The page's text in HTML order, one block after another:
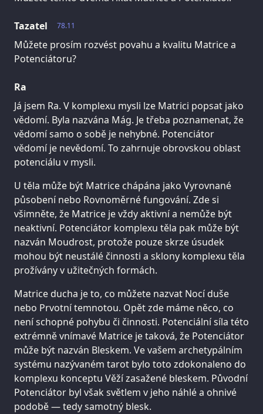
78.11
Tazatel
Můžete prosím rozvést povahu a kvalitu Matrice a
Potenciátoru?
Ra
Já jsem Ra. V komplexu mysli lze Matrici popsat jako
vědomí. Byla nazvána Mág. Je třeba poznamenat, že
vědomí samo o sobě je nehybné. Potenciátor
vědomí je nevědomí. To zahrnuje obrovskou oblast
potenciálu v mysli.
U těla může být Matrice chápána jako Vyrovnané
působení nebo Rovnoměrné fungování. Zde si
všimněte, že Matrice je vždy aktivní a nemůže být
neaktivní. Potenciátor komplexu těla pak může být
nazván Moudrost, protože pouze skrze úsudek
mohou být neustálé činnosti a sklony komplexu těla
prožívány v užitečných formách.
Matrice ducha je to, co můžete nazvat Nocí duše
nebo Prvotní temnotou. Opět zde máme něco, co
není schopné pohybu či činnosti. Potenciální síla této
extrémně vnímavé Matrice je taková, že Potenciátor
může být nazván Bleskem. Ve vašem archetypálním
systému nazývaném tarot bylo toto zdokonaleno do
komplexu konceptu Věží zasažené bleskem. Původní
Potenciátor byl však světlem v jeho náhlé a ohnivé
podobě — tedy samotný blesk.